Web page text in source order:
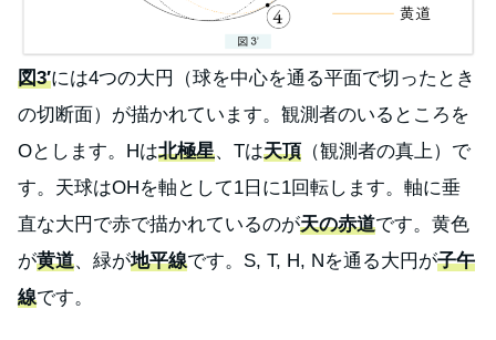
図3′には4つの大円（球を中心を通る平面で切ったとき
の切断面）が描かれています。観測者のいるところを
Oとします。Hは北極星、Tは天頂 （観測者の真上）で
す。天球はOHを軸として1日に1回転します。軸に垂
直な大円で赤で描かれているのが天の赤道です。黄色
が黄道、緑が地平線です。S, T, H, Nを通る大円が子午
線です。